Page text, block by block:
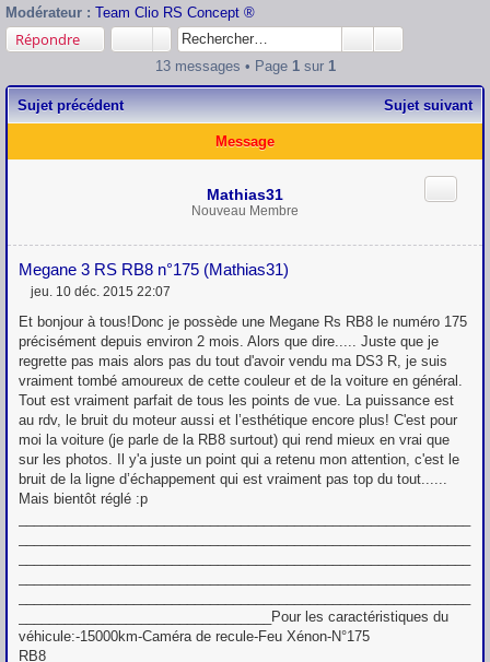
Modérateur : Team Clio RS Concept ®
Répondre
13 messages • Page 1sur 1
Sujet précédent Sujet suivant
Message
Mathias31
Nouveau Membre
Megane 3 RS RB8 n°175 (Mathias31)
e
s
s
a
g
e
jeu. 10 déc. 2015 22:07
Et bonjour à tous!Donc je possède une Megane Rs RB8 le numéro 175
précisément depuis environ 2 mois. Alors que dire..... Juste que je
regrette pas mais alors pas du tout d'avoir vendu ma DS3 R, je suis
vraiment tombé amoureux de cette couleur et de la voiture en général.
Tout est vraiment parfait de tous les points de vue. La puissance est
au rdv, le bruit du moteur aussi et l’esthétique encore plus! C'est pour
moi la voiture (je parle de la RB8 surtout) qui rend mieux en vrai que
sur les photos. Il y'a juste un point qui a retenu mon attention, c'est le
bruit de la ligne d’échappement qui est vraiment pas top du tout......
Mais bientôt réglé :p
_________________________________Pour les caractéristiques du
véhicule:-15000km-Caméra de recule-Feu Xénon-N°175
RB8_______________________________________________________